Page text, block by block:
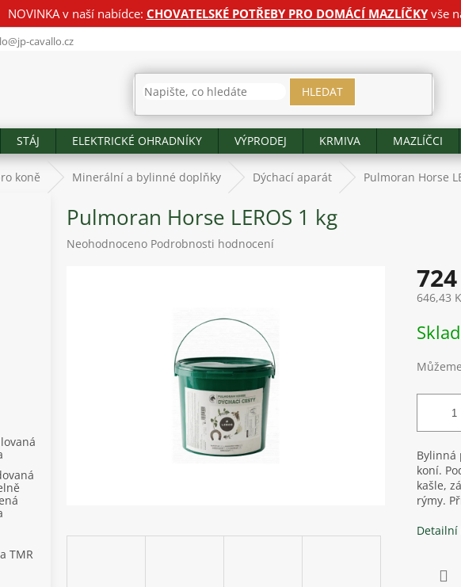
NOVINKA v naší nabídce: CHOVATELSKÉ POTŘEBY PRO DOMÁCÍ MAZLÍČKYvše
cavallo.cz
HLEDAT
STÁJ ELEKTRICKÉ OHRADNÍKY VÝPRODEJ KRMIVA MAZLÍČCI
koně Minerální a bylinné doplňky Dýchací aparát Pulmoran Horse
TMR
Pulmoran Horse LEROS 1 kg
Průměrné
Neohodnoceno Podrobnosti hodnocení
646,43
cena:
Bylinná
koní.
kašle,
rýmy.